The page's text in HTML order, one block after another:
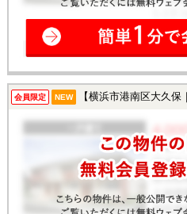
会員限定 NEW 【横浜市港南区大久保